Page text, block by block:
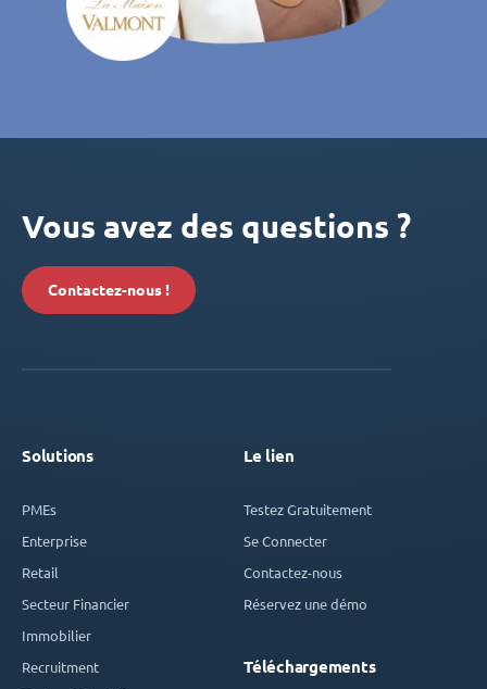
Vous avez des questions ?
Contactez-nous !
Solutions
PMEs
Enterprise
Retail
Secteur Financier
Immobilier
Recruitment
Le lien
Testez Gratuitement
Se Connecter
Contactez-nous
Réservez une démo
Téléchargements